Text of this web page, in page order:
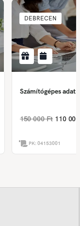
DEBRECEN
Számítógépes
150 000 Ft 110
PK:04153001